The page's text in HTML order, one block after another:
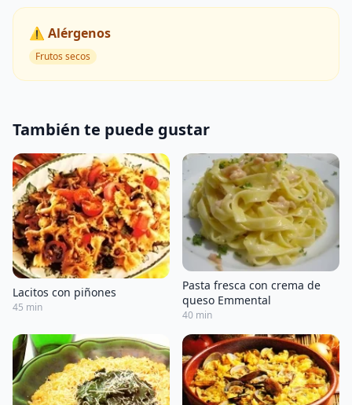
⚠️ Alérgenos
Frutos secos
También te puede gustar
Lacitos con piñones
45 min
Pasta fresca con crema de
queso Emmental
40 min